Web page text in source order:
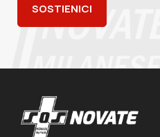
SOSTIENICI